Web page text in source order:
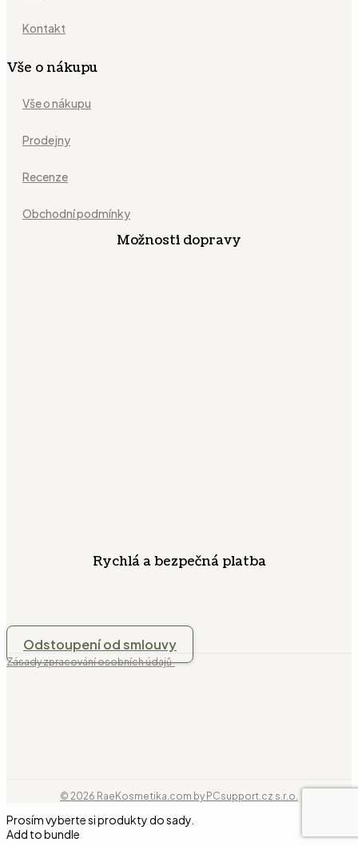
Kontakt
Vše o nákupu
Vše o nákupu
Prodejny
Recenze
Obchodní podmínky
Možnosti dopravy
Rychlá a bezpečná platba
Odstoupení od smlouvy
Zásady zpracování osobních údajů
© 2026 RaeKosmetika.com by PCsupport.cz s.r.o.
Prosím vyberte si produkty do sady.
Add to bundle